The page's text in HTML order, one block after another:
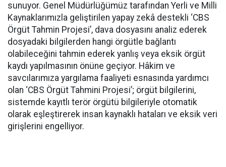
sunuyor. Genel Müdürlüğümüz tarafından Yerli ve Milli
Kaynaklarımızla geliştirilen yapay zekâ destekli ‘CBS
Örgüt Tahmin Projesi’, dava dosyasını analiz ederek
dosyadaki bilgilerden hangi örgütle bağlantı
olabileceğini tahmin ederek yanlış veya eksik örgüt
kaydı yapılmasının önüne geçiyor. Hâkim ve
savcılarımıza yargılama faaliyeti esnasında yardımcı
olan ‘CBS Örgüt Tahmini Projesi’; örgüt bilgilerini,
sistemde kayıtlı terör örgütü bilgileriyle otomatik
olarak eşleştirerek insan kaynaklı hataları ve eksik veri
girişlerini engelliyor.